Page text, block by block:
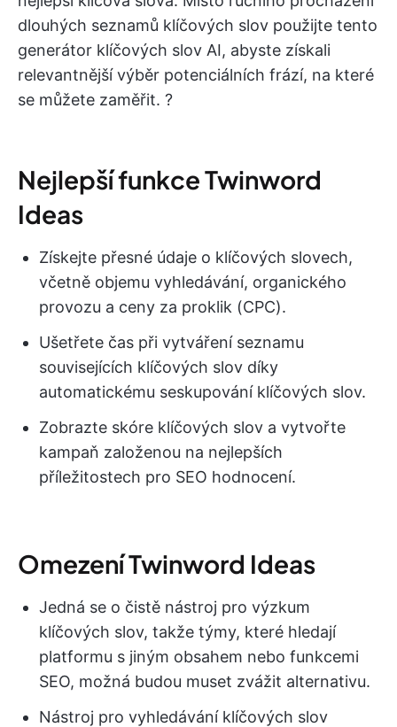
dlouhých seznamů klíčových slov použijte tento
generátor klíčových slov AI, abyste získali
relevantnější výběr potenciálních frází, na které
se můžete zaměřit. ?
Nejlepší funkce Twinword
Ideas
Získejte přesné údaje o klíčových slovech,
včetně objemu vyhledávání, organického
provozu a ceny za proklik (CPC).
Ušetřete čas při vytváření seznamu
souvisejících klíčových slov díky
automatickému seskupování klíčových slov.
Zobrazte skóre klíčových slov a vytvořte
kampaň založenou na nejlepších
příležitostech pro SEO hodnocení.
Omezení Twinword Ideas
Jedná se o čistě nástroj pro výzkum
klíčových slov, takže týmy, které hledají
platformu s jiným obsahem nebo funkcemi
SEO, možná budou muset zvážit alternativu.
Nástroj pro vyhledávání klíčových slov